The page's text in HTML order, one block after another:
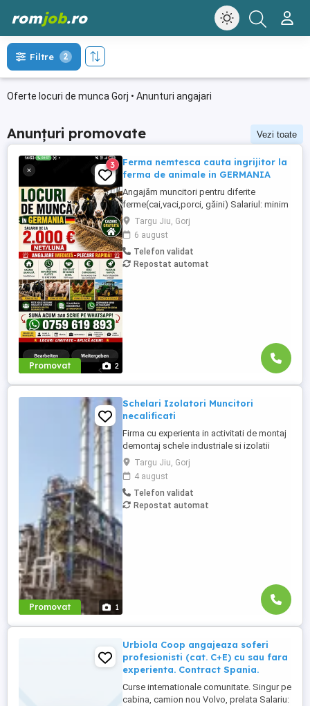
romjob.ro
Oferte locuri de munca Gorj • Anunturi angajari
Filtre 2
Anunțuri promovate Vezi toate
Promovat 2
3
Ferma nemtesca cauta ingrijitor la
ferma de animale in GERMANIA
Angajăm muncitori pentru diferite
ferme(cai,vaci,porci, găini) Salariul: minim
1800 net( poate crește în funcție de
experiența) Cazare și utilități gratuite!
Căutam persoane serioase și motivate
pentru munca in ferme din Germania!
Diverse activități: îngrijire cai, muncă în
Targu Jiu, Gorj
6 august
Telefon validat
Repostat automat
Promovat 1
Schelari Izolatori Muncitori
necalificati
Firma cu experienta in activitati de montaj
demontaj schele industriale si izolatii
industriale in rafinarii, combinate
petrochimice, otelarii ofera locuri de
munca in Belgia pentru: - schelari
muncitori necalificati pentru activitatea de
montaj demontaj schele industriale; -
Targu Jiu, Gorj
4 august
Telefon validat
Repostat automat
Urbiola Coop angajeaza soferi
profesionisti (cat. C+E) cu sau fara
experienta. Contract Spania.
Curse internationale comunitate. Singur pe
cabina, camion nou Volvo, prelata Salariu: